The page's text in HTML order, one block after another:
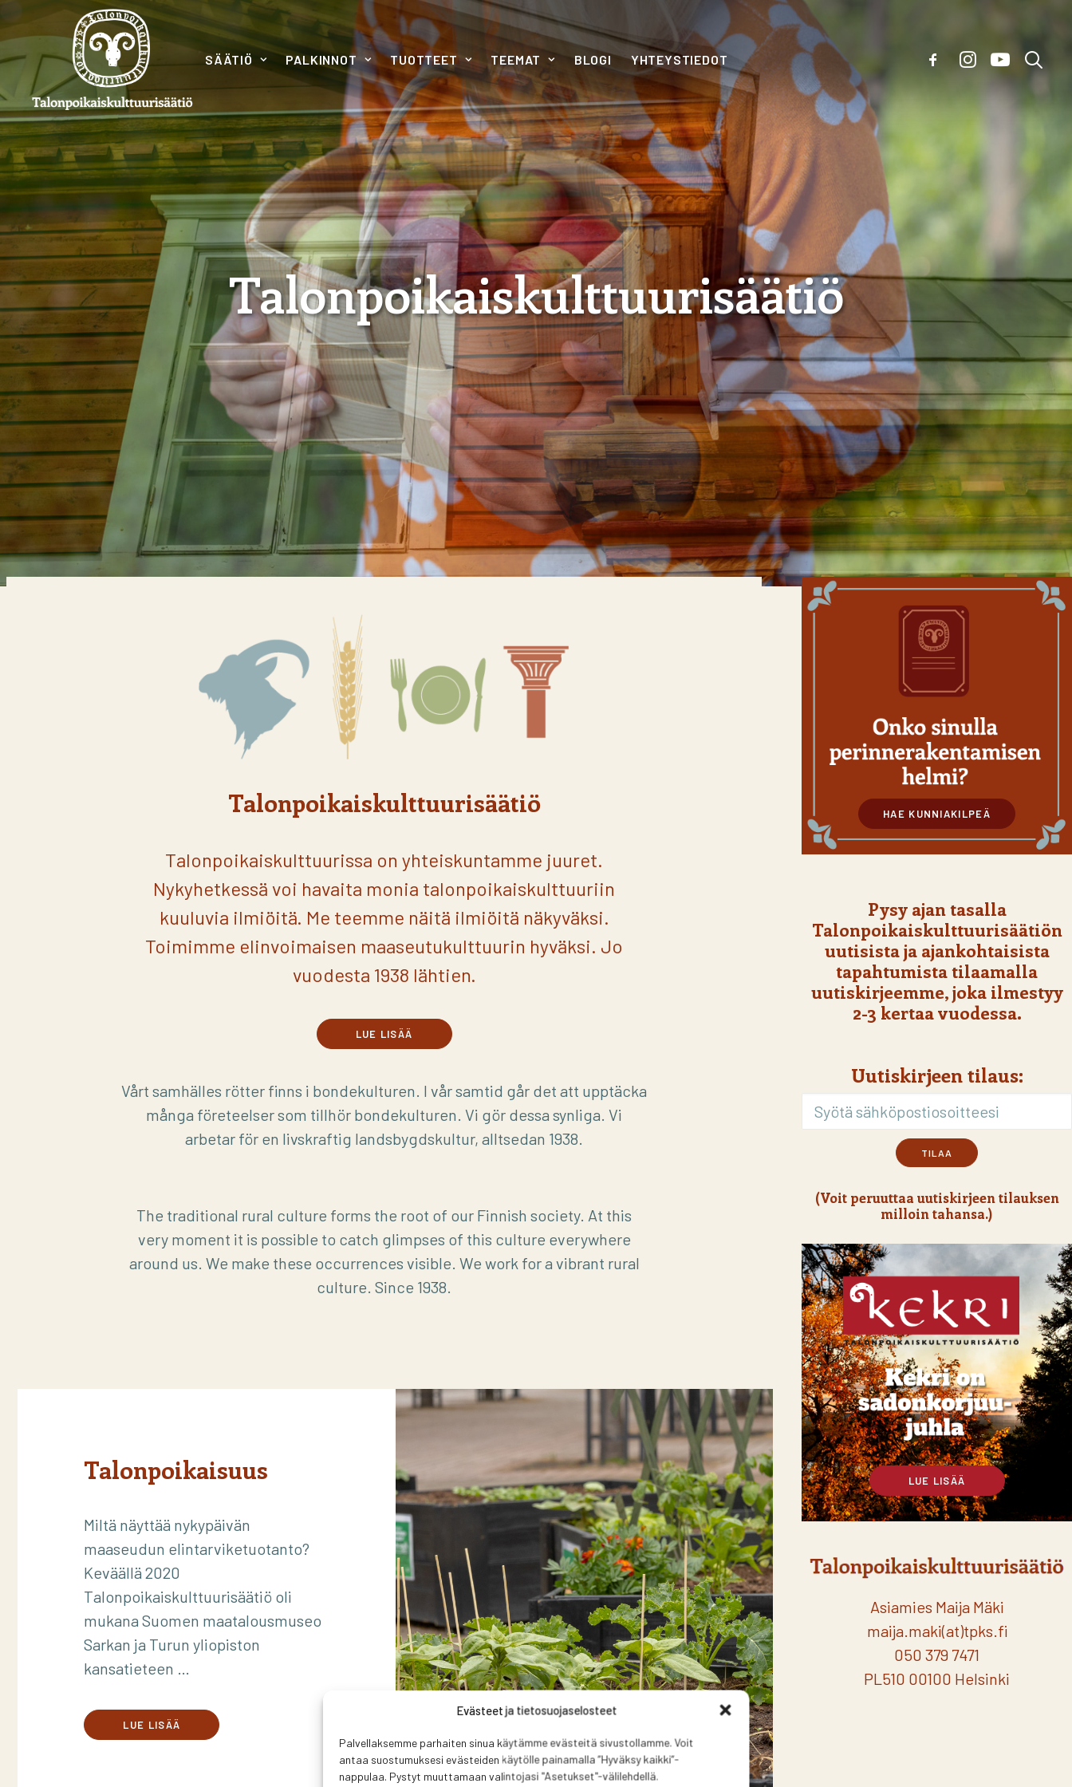
Evästeet ja tietosuojaselosteet
Palvellaksemme parhaiten sinua käytämme evästeitä sivustollamme. Voit
antaa suostumuksesi evästeiden käytölle painamalla ”Hyväksy kaikki”-
nappulaa. Pystyt muuttamaan valintojasi "Asetukset"-välilehdellä.
SÄÄTIÖ PALKINNOT TUOTTEET TEEMAT BLOGI YHTEYSTIEDOT
Talonpoikaiskulttuurisäätiö
Talonpoikaiskulttuurisäätiö
Talonpoikaiskulttuurissa on yhteiskuntamme juuret.
Nykyhetkessä voi havaita monia talonpoikaiskulttuuriin
kuuluvia ilmiöitä. Me teemme näitä ilmiöitä näkyväksi.
Toimimme elinvoimaisen maaseutukulttuurin hyväksi. Jo
vuodesta 1938 lähtien.
LUE LISÄÄ
Vårt samhälles rötter finns i bondekulturen. I vår samtid går det att upptäcka
många företeelser som tillhör bondekulturen. Vi gör dessa synliga. Vi
arbetar för en livskraftig landsbygdskultur, alltsedan 1938.
The traditional rural culture forms the root of our Finnish society. At this
very moment it is possible to catch glimpses of this culture everywhere
around us. We make these occurrences visible. We work for a vibrant rural
culture. Since 1938.
Talonpoikaisuus
Miltä näyttää nykypäivän
maaseudun elintarviketuotanto?
Keväällä 2020
Talonpoikaiskulttuurisäätiö oli
mukana Suomen maatalousmuseo
Sarkan ja Turun yliopiston
kansatieteen …
LUE LISÄÄ
HAE KUNNIAKILPEÄ
Pysy ajan tasalla
Talonpoikaiskulttuurisäätiön
uutisista ja ajankohtaisista
tapahtumista tilaamalla
uutiskirjeemme, joka ilmestyy
2-3 kertaa vuodessa.
Uutiskirjeen tilaus:
(Voit peruuttaa uutiskirjeen tilauksen
milloin tahansa.)
LUE LISÄÄ
Asiamies Maija Mäki
maija.maki(at)tpks.fi
050 379 7471
PL510 00100 Helsinki